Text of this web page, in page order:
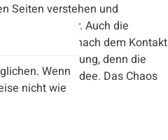
Seiten verstehen und
so sichtbar. Auch die
während und nach dem Kontakt
Automatisierung, denn die
die beste Idee. Das Chaos
Wenn
nicht wie